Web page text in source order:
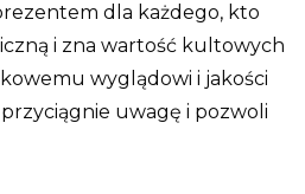
dla każdego, kto
i zna wartość kultowych
wyglądowi i jakości
uwagę i pozwoli